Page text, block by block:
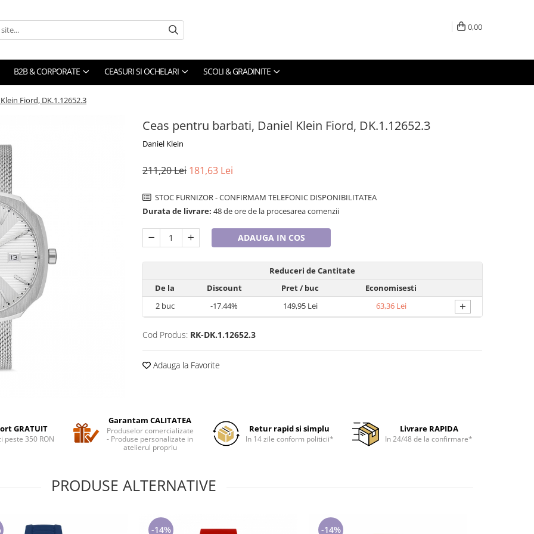
0,00
B2B & CORPORATE CEASURI SI OCHELARI SCOLI & GRADINITE
Fiord, DK.1.12652.3
Ceas pentru barbati, Daniel Klein Fiord, DK.1.12652.3
Daniel Klein
211,20 Lei 181,63 Lei
STOC FURNIZOR - CONFIRMAM TELEFONIC DISPONIBILITATEA
Durata de livrare: 48 de ore de la procesarea comenzii
ADAUGA IN COS
Reduceri de Cantitate
De la
Discount Pret/ buc
Economisesti
2buc -17.44% 149,95 Lei 63,36 Lei +
Cod Produs: RK-DK.1.12652.3
Adauga la Favorite
GRATUIT
peste 350 RON
Garantam CALITATEA
Produselor comercializate
- Produse personalizate in
atelierul propriu
Retur rapid si simplu
In 14 zile conform politicii*
Livrare RAPIDA
In 24/48 de la confirmare*
PRODUSE ALTERNATIVE
-14% -14%